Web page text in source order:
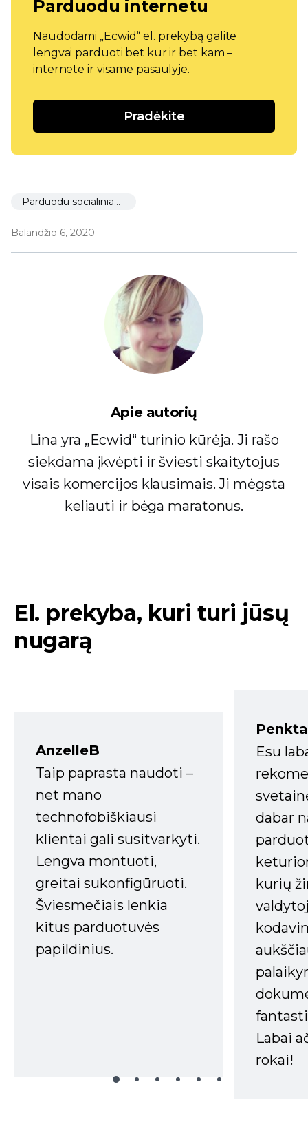
Parduodu internetu
Naudodami „Ecwid“ el. prekybą galite
lengvai parduoti bet kur ir bet kam –
internete ir visame pasaulyje.
Pradėkite
Parduodu socialiniame tinkle
Balandžio 6, 2020
Apie autorių
Lina yra „Ecwid“ turinio kūrėja. Ji rašo
siekdama įkvėpti ir šviesti skaitytojus
visais komercijos klausimais. Ji mėgsta
keliauti ir bėga maratonus.
El. prekyba, kuri turi jūsų
nugarą
AnzelleB
Taip paprasta naudoti –
net mano
technofobiškiausi
klientai gali susitvarkyti.
Lengva montuoti,
greitai sukonfigūruoti.
Šviesmečiais lenkia
kitus parduotuvės
papildinius.
Esu
dabar
kurių
Labai
rokai!